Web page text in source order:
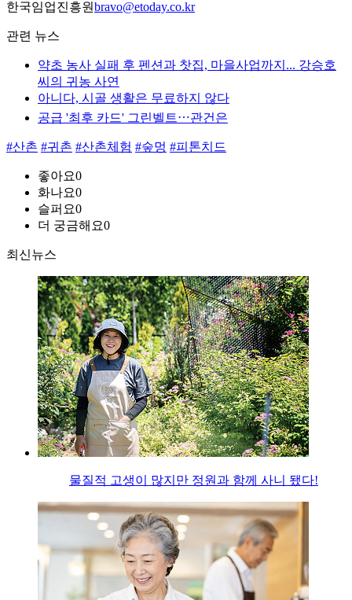
한국임업진흥원bravo@etoday.co.kr
관련 뉴스
약초 농사 실패 후 펜션과 찻집, 마을사업까지... 강승호
씨의 귀농 사연
아니다, 시골 생활은 무료하지 않다
공급 '최후 카드' 그린벨트⋯관건은
#산촌 #귀촌 #산촌체험 #숲멍 #피톤치드
좋아요0
화나요0
슬퍼요0
더 궁금해요0
최신뉴스
물질적 고생이 많지만 정원과 함께 사니 됐다!